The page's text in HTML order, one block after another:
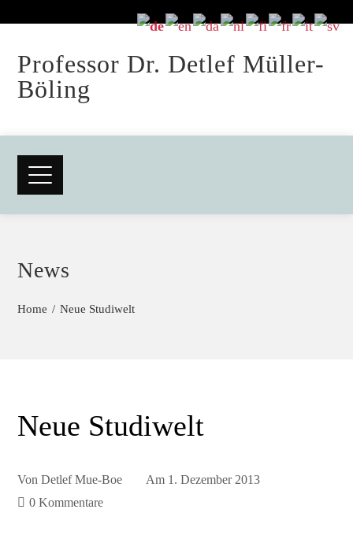
Professor Dr. Detlef Müller-
Böling
News
Home Neue Studiwelt
Neue Studiwelt
VonDetlef Mue-Boe Am 1. Dezember 2013
0 Kommentare